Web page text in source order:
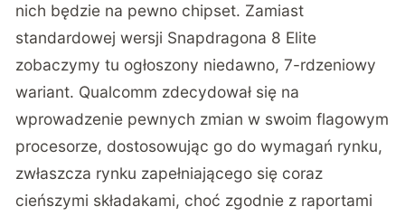
nich będzie na pewno chipset. Zamiast
standardowej wersji Snapdragona 8 Elite
zobaczymy tu ogłoszony niedawno, 7-rdzeniowy
wariant. Qualcomm zdecydował się na
wprowadzenie pewnych zmian w swoim flagowym
procesorze, dostosowując go do wymagań rynku,
zwłaszcza rynku zapełniającego się coraz
cieńszymi składakami, choć zgodnie z raportami